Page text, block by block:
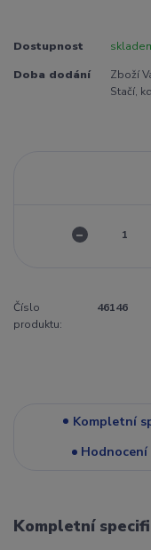
Dostupnost
Doba dodání
Zboží
Stačí,
Číslo
produktu:
46146
Kompletní
Hodnocení
Kompletní